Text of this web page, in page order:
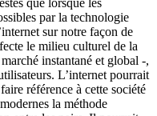
par la technologie
sur notre façon de
le milieu culturel de la
instantané et global -,
L’internet pourrait
référence à cette société
la méthode